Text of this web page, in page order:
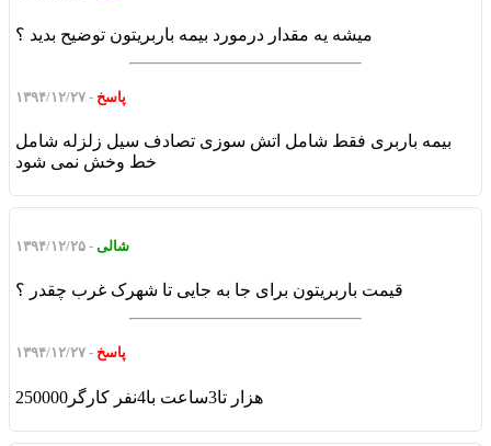
میشه یه مقدار درمورد بیمه باربریتون توضیح بدید ؟
پاسخ - ۱۳۹۴/۱۲/۲۷
بیمه باربری فقط شامل اتش سوزی تصادف سیل زلزله شامل
خط وخش نمی شود
شالی - ۱۳۹۴/۱۲/۲۵
قیمت باربریتون برای جا به جایی تا شهرک غرب چقدر ؟
پاسخ - ۱۳۹۴/۱۲/۲۷
250000هزار تا3ساعت با4نفر کارگر